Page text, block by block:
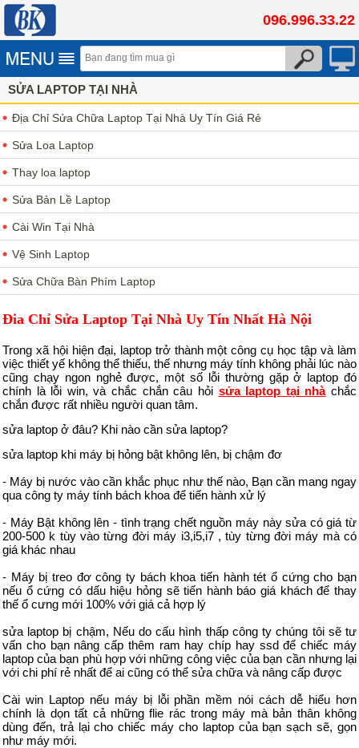
096.996.33.22
SỬA LAPTOP TẠI NHÀ
Địa Chỉ Sửa Chữa Laptop Tại Nhà Uy Tín Giá Rẻ
Sửa Loa Laptop
Thay loa laptop
Sửa Bản Lề Laptop
Cài Win Tại Nhà
Vệ Sinh Laptop
Sửa Chữa Bàn Phím Laptop
Đia Chỉ Sửa Laptop Tại Nhà Uy Tín Nhất Hà Nội
Trong xã hội hiện đại, laptop trở thành một công cụ học tập và làm
việc thiết yế không thể thiếu, thế nhưng máy tính không phải lúc nào
cũng chạy ngon nghẻ được, một số lỗi thường gặp ở laptop đó
chính là lỗi win, và chắc chắn câu hỏi sửa laptop tại nhàchắc
chắn được rất nhiều người quan tâm.
sửa laptop ở đâu? Khi nào cần sửa laptop?
sửa laptop khi máy bị hỏng bật không lên, bị chậm đơ
- Máy bị nước vào cần khắc phục như thế nào, Bạn cần mang ngay
qua công ty máy tính bách khoa để tiến hành xử lý
- Máy Bật không lên - tình trạng chết nguồn máy này sửa có giá từ
200-500 k tùy vào từng đời máy i3,i5,i7 , tùy từng đời máy mà có
giá khác nhau
- Máy bị treo đơ công ty bách khoa tiến hành tét ổ cứng cho bạn
nếu ổ cứng có dấu hiệu hỏng sẽ tiến hành báo giá khách để thay
thế ổ cưng mới 100% với giá cả hợp lý
sửa laptop bị chậm, Nếu do cấu hình thấp công ty chúng tôi sẽ tư
vấn cho bạn nâng cấp thêm ram hay chíp hay ssd để chiếc máy
laptop của bạn phù hợp với những công việc của bạn cần nhưng lại
với chi phí rẻ nhất để ai cũng có thể sửa chữa và nâng cấp được
Cài win Laptop nếu máy bị lỗi phần mềm nói cách dễ hiểu hơn
chính là dọn tất cả những flie rác trong máy mà bản thân không
dùng đến, trả lại cho chiếc máy cho laptop của bạn sạch sẽ, gọn
như máy mới.